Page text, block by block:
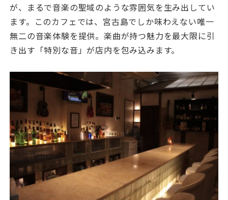
が、まるで音楽の聖域のような雰囲気を生み出してい
ます。このカフェでは、宮古島でしか味わえない唯一
無二の音楽体験を提供。楽曲が持つ魅力を最大限に引
き出す「特別な音」が店内を包み込みます。